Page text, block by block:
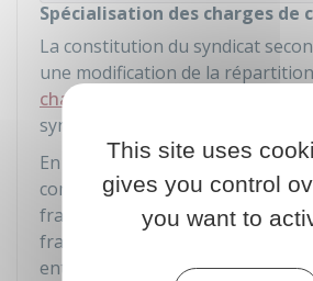
Spécialisation des charges de
La constitution du syndicat
une modification de la
charges communes
syndicat principal et le syndicat
En effet, les charges communes
composant le syndicat
frais d'entretien ou de
frais de ménage) sont réparties
entre les copropriétaires de ce
This site uses
gives you control
you want to